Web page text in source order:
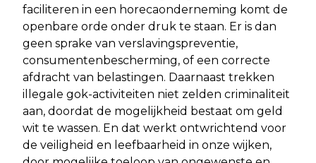
faciliteren in een horecaonderneming komt de
openbare orde onder druk te staan. Er is dan
geen sprake van verslavingspreventie,
consumentenbescherming, of een correcte
afdracht van belastingen. Daarnaast trekken
illegale gok-activiteiten niet zelden criminaliteit
aan, doordat de mogelijkheid bestaat om geld
wit te wassen. En dat werkt ontwrichtend voor
de veiligheid en leefbaarheid in onze wijken,